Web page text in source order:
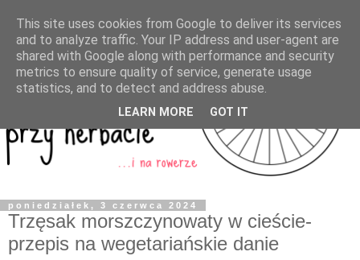
poniedziałek, 3 czerwca 2024
Trzęsak morszczynowaty w cieście-
przepis na wegetariańskie danie
This site uses cookies from Google to deliver its services
and to analyze traffic. Your IP address and user-agent are
shared with Google along with performance and security
metrics to ensure quality of service, generate usage
statistics, and to detect and address abuse.
LEARN MORE GOT IT